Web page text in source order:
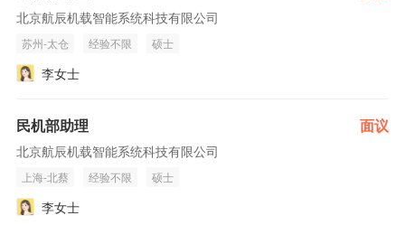
北京航辰机载智能系统科技有限公司
苏州-太仓 经验不限 硕士
李女士
民机部助理 面议
北京航辰机载智能系统科技有限公司
上海-北蔡 经验不限 硕士
李女士